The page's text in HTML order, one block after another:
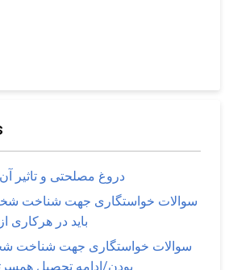
دروغ مصلحتی و تاثیر
سوالات خواستگاری جهت شناخت
باید در هرکاری
سوالات خواستگاری جهت شناخت
بودن/ادامه تحصیل